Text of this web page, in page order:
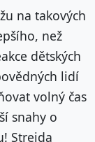
na takových
než
dětských
lidí
volný čas
snahy o
Strejda